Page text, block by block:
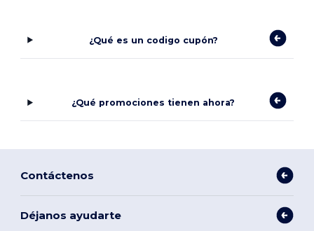
¿Qué es un codigo cupón?
¿Qué promociones tienen ahora?
Contáctenos
Déjanos ayudarte